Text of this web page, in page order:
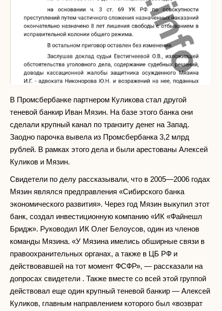
В Промсбербанке партнером Куликова стал другой
теневой банкир Иван Мязин. На базе этого банка они
сделали крупный канал по транзиту денег на Запад.
Заодно парочка вывела из Промсбербанка 3,2 млрд
рублей. В рамках этого дела и были арестованы Алексей
Куликов и Мязин.
Свидетели по делу рассказывали, что в 2005—2006 годах
Мязин являлся предправления «Сибирского банка
экономического развития». Через год Мязин выкупил этот
банк, создал инвестиционную компанию «ИК «Файнешл
Бридж». Руководил ИК Олег Белоусов, один из членов
команды Мязина. «У Мязина имелись обширные связи в
правоохранительных органах, а также в ЦБ РФ и
действовавшей на тот момент ФСФР», — рассказали на
допросах свидетели . Также вместе со всей этой группой
действовал еще один крупный теневой банкир — Алексей
Куликов, главным направлением которого был «возврат